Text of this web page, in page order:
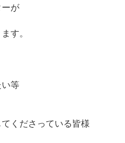
が
す。
等
くださっている皆様